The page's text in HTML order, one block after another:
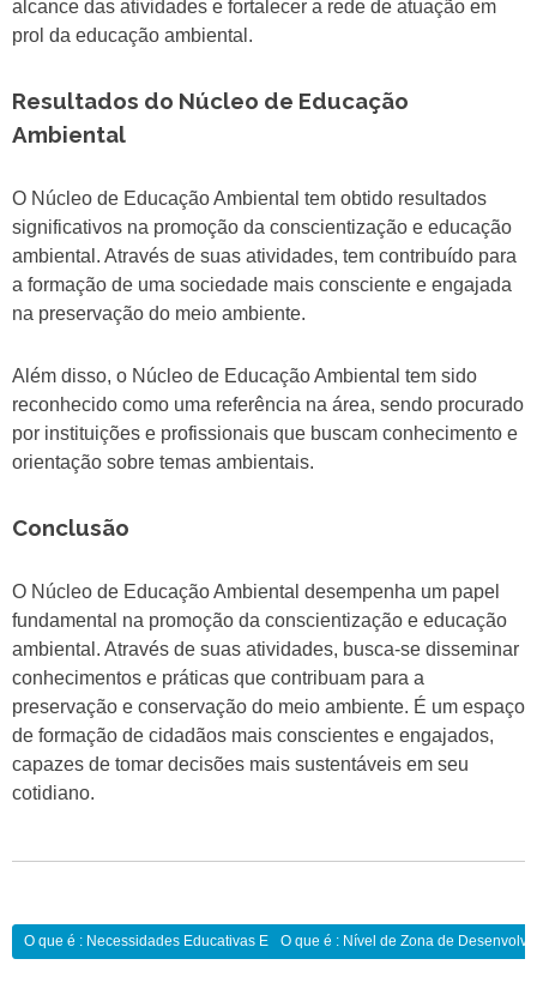
alcance das atividades e fortalecer a rede de atuação em
prol da educação ambiental.
Resultados do Núcleo de Educação
Ambiental
O Núcleo de Educação Ambiental tem obtido resultados
significativos na promoção da conscientização e educação
ambiental. Através de suas atividades, tem contribuído para
a formação de uma sociedade mais consciente e engajada
na preservação do meio ambiente.
Além disso, o Núcleo de Educação Ambiental tem sido
reconhecido como uma referência na área, sendo procurado
por instituições e profissionais que buscam conhecimento e
orientação sobre temas ambientais.
Conclusão
O Núcleo de Educação Ambiental desempenha um papel
fundamental na promoção da conscientização e educação
ambiental. Através de suas atividades, busca-se disseminar
conhecimentos e práticas que contribuam para a
preservação e conservação do meio ambiente. É um espaço
de formação de cidadãos mais conscientes e engajados,
capazes de tomar decisões mais sustentáveis em seu
cotidiano.
Navegação
O que é : Necessidades Educativas Especiais:O que é : Nível de Zona de